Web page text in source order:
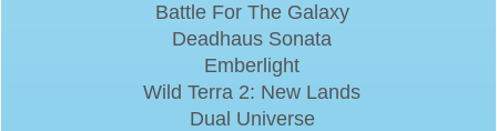
Battle For The Galaxy
Deadhaus Sonata
Emberlight
Wild Terra 2: New Lands
Dual Universe